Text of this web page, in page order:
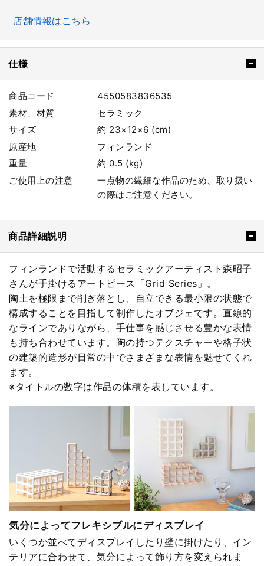
店舗情報はこちら
仕様
商品コード
4550583836535
素材、材質
セラミック
サイズ
約 23×12×6 (cm)
原産地
フィンランド
重量
約 0.5 (kg)
ご使用上の注意
一点物の繊細な作品のため、取り扱い
の際はご注意ください。
商品詳細説明
フィンランドで活動するセラミックアーティスト森昭子
さんが手掛けるアートピース「Grid Series」。
陶土を極限まで削ぎ落とし、自立できる最小限の状態で
構成することを目指して制作したオブジェです。直線的
なラインでありながら、手仕事を感じさせる豊かな表情
も持ち合わせています。陶の持つテクスチャーや格子状
の建築的造形が日常の中でさまざまな表情を魅せてくれ
ます。
※タイトルの数字は作品の体積を表しています。
気分によってフレキシブルにディスプレイ
いくつか並べてディスプレイしたり壁に掛けたり、イン
テリアに合わせて、気分によって飾り方を変えられま